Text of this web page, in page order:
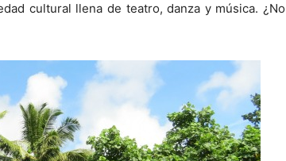
cultural llena de teatro, danza y música. ¿No